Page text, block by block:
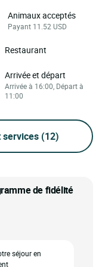
Animaux acceptés
Payant 11.52 USD
Restaurant
Arrivée et départ
Arrivée à 16:00, Départ à
11:00
services (12)
de fidélité
séjour en